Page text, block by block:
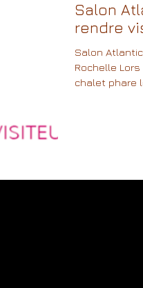
Salon
rendre
Salon
Rochelle